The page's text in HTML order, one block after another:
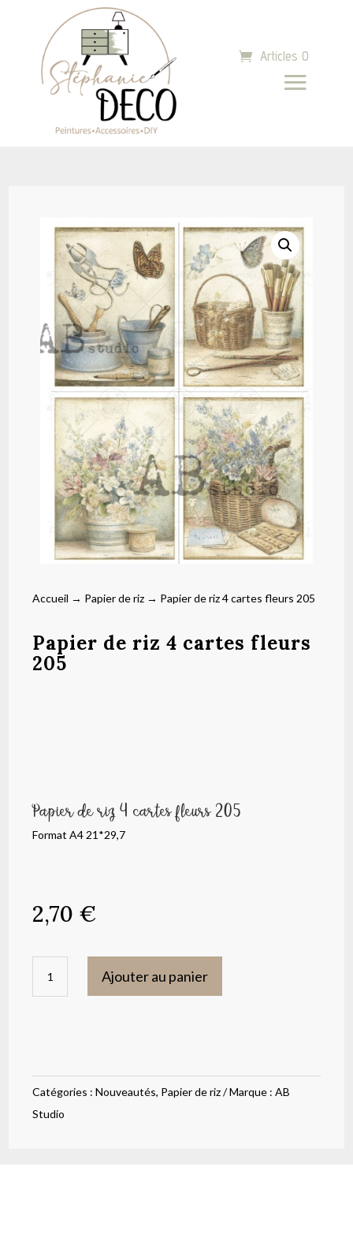
Articles 0
Accueil → Papier de riz → Papier de riz 4 cartes fleurs 205
Papier de riz 4 cartes fleurs
205
Papier de riz 4 cartes fleurs 205
Format A4 21*29,7
2,70 €
4
cartes
fleurs
Ajouter au panier
Catégories :Nouveautés, Papier de riz Marque :AB
Studio